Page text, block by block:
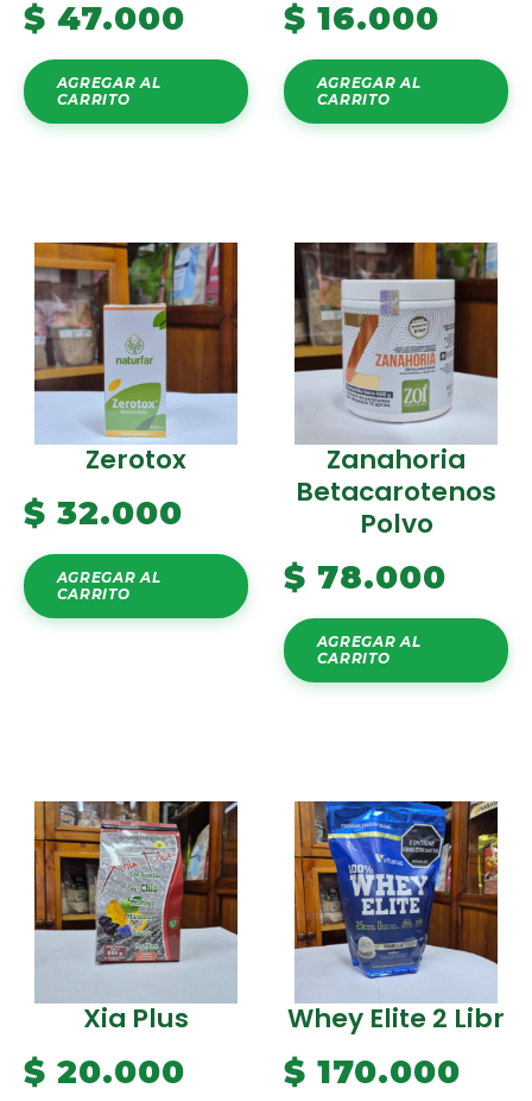
$ 47.000
AGREGAR AL
CARRITO
$ 16.000
AGREGAR AL
CARRITO
Zerotox
$ 32.000
AGREGAR AL
CARRITO
Zanahoria
Betacarotenos
Polvo
$ 78.000
AGREGAR AL
CARRITO
Xia Plus
$ 20.000
Whey Elite 2 Libr
$ 170.000